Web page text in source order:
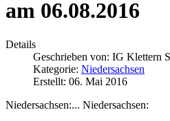
am 06.08.2016
Details
Geschrieben von: IG Klettern
Kategorie: Niedersachsen
Erstellt: 06. Mai 2016
Niedersachsen:... Niedersachsen: